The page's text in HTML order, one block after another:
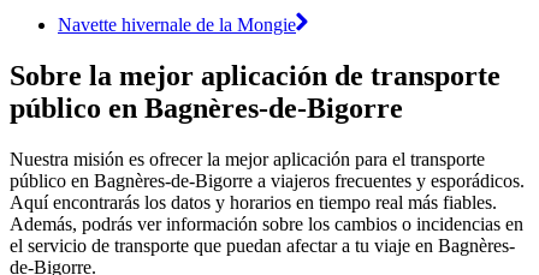
Navette hivernale de la Mongie
Sobre la mejor aplicación de transporte
público en Bagnères-de-Bigorre
Nuestra misión es ofrecer la mejor aplicación para el transporte
público en Bagnères-de-Bigorre a viajeros frecuentes y esporádicos.
Aquí encontrarás los datos y horarios en tiempo real más fiables.
Además, podrás ver información sobre los cambios o incidencias en
el servicio de transporte que puedan afectar a tu viaje en Bagnères-
de-Bigorre.